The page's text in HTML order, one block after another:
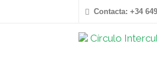
Contacta: +34